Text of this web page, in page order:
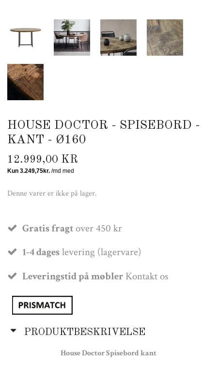
HOUSE DOCTOR - SPISEBORD -
KANT - Ø160
12.999,00 KR
Denne varer er ikke på lager.
Gratis fragtover 450 kr
1-4 dageslevering (lagervare)
Leveringstid på møbler Kontakt os
PRODUKTBESKRIVELSE
House Doctor Spisebord kant